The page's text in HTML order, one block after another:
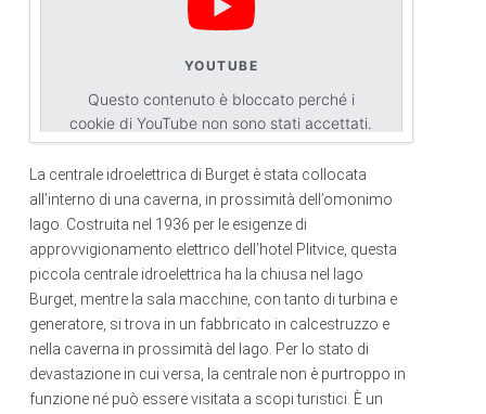
YOUTUBE
Questo contenuto è bloccato perché i
cookie di YouTube non sono stati accettati.
Accetta i cookie
La centrale idroelettrica di Burget è stata collocata
all’interno di una caverna, in prossimità dell’omonimo
lago. Costruita nel 1936 per le esigenze di
approvvigionamento elettrico dell’hotel Plitvice, questa
piccola centrale idroelettrica ha la chiusa nel lago
Burget, mentre la sala macchine, con tanto di turbina e
generatore, si trova in un fabbricato in calcestruzzo e
nella caverna in prossimità del lago. Per lo stato di
devastazione in cui versa, la centrale non è purtroppo in
funzione né può essere visitata a scopi turistici. È un